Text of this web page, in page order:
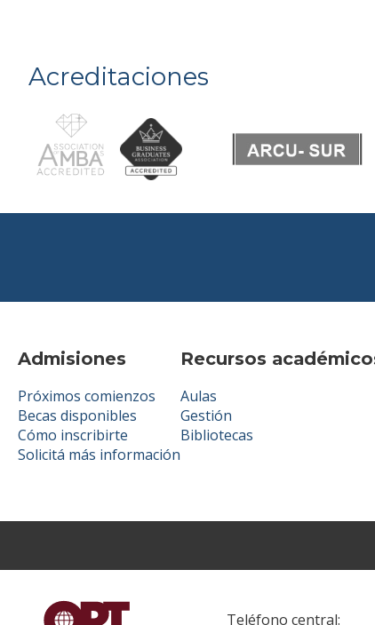
Acreditaciones
Admisiones
Próximos comienzos
Becas disponibles
Cómo inscribirte
Solicitá más información
Recursos
Aulas
Gestión
Bibliotecas
Teléfono central: